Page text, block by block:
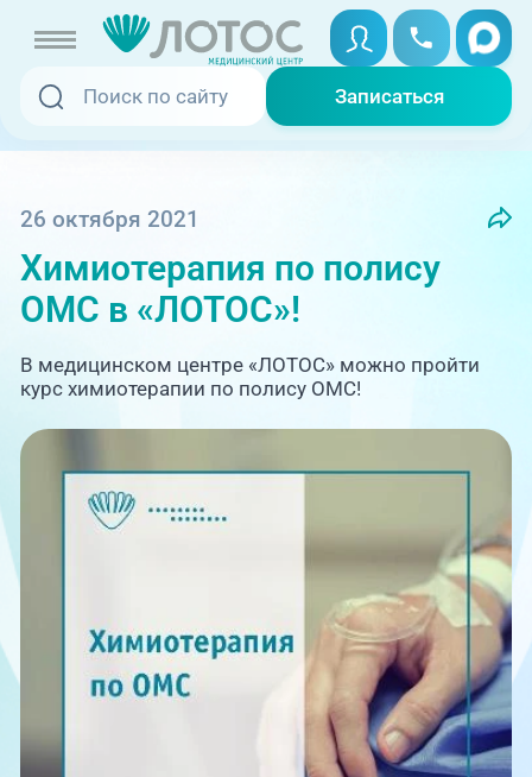
Записаться
Записаться
Специалисты
Отзывы
Адреса клиник
Блог врачей
Новости
Записаться онлайн
Вызвать скорую
Медицина на дому
Телемедицина
+7 (351) 220-00-03
Единая справочная служба,
+7 (351) 220-03-03
Центр амбулаторной
онкологической помощи
+7 (7142) 927-003
Справочный телефон для
26 октября 2021
Химиотерапия по полису
ОМС в «ЛОТОС»!
В медицинском центре «ЛОТОС» можно пройти
курс химиотерапии по полису ОМС!